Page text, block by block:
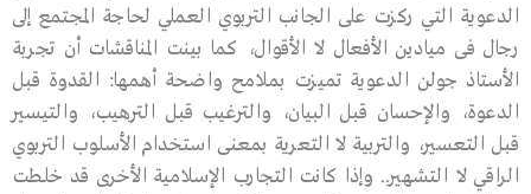
الدعوية التي ركزت على الجانب التربوي العملي لحاجة المجتمع إلى
رجال فى ميادين الأفعال لا الأقوال، كما بينت المناقشات أن تجربة
الأستاذ جولن الدعوية تميزت بملامح واضحة أهمها: القدوة قبل
الدعوة، والإحسان قبل البيان، والترغيب قبل الترهيب، والتيسير
قبل التعسير، والتربية لا التعرية بمعنى استخدام الأسلوب التربوي
الراقي لا التشهير.. وإذا كانت التجارب الإسلامية الأخرى قد خلطت